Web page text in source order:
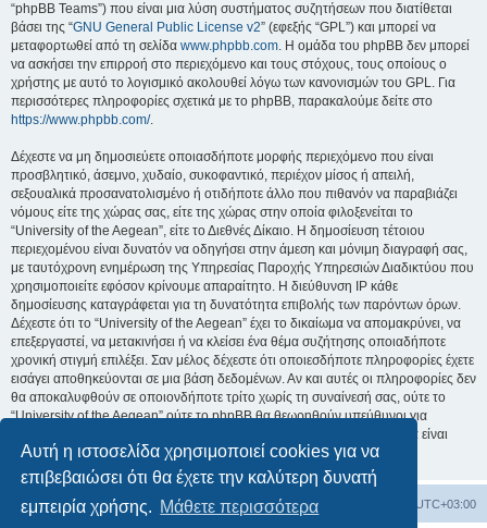
Αυτή η ιστοσελίδα χρησιμοποιεί cookies για να
επιβεβαιώσει ότι θα έχετε την καλύτερη δυνατή
εμπειρία χρήσης. Μάθετε περισσότερα
“phpBB Teams”) που είναι μια λύση συστήματος συζητήσεων που διατίθεται
βάσει της “GNU General Public License v2” (εφεξής “GPL”) και μπορεί να
μεταφορτωθεί από τη σελίδα www.phpbb.com. Η ομάδα του phpBB δεν μπορεί
να ασκήσει την επιρροή στο περιεχόμενο και τους στόχους, τους οποίους ο
χρήστης με αυτό το λογισμικό ακολουθεί λόγω των κανονισμών του GPL. Για
περισσότερες πληροφορίες σχετικά με το phpBB, παρακαλούμε δείτε στο
https://www.phpbb.com/.
Δέχεστε να μη δημοσιεύετε οποιασδήποτε μορφής περιεχόμενο που είναι
προσβλητικό, άσεμνο, χυδαίο, συκοφαντικό, περιέχον μίσος ή απειλή,
σεξουαλικά προσανατολισμένο ή οτιδήποτε άλλο που πιθανόν να παραβιάζει
νόμους είτε της χώρας σας, είτε της χώρας στην οποία φιλοξενείται το
“University of the Aegean”, είτε το Διεθνές Δίκαιο. Η δημοσίευση τέτοιου
περιεχομένου είναι δυνατόν να οδηγήσει στην άμεση και μόνιμη διαγραφή σας,
με ταυτόχρονη ενημέρωση της Υπηρεσίας Παροχής Υπηρεσιών Διαδικτύου που
χρησιμοποιείτε εφόσον κρίνουμε απαραίτητο. Η διεύθυνση IP κάθε
δημοσίευσης καταγράφεται για τη δυνατότητα επιβολής των παρόντων όρων.
Δέχεστε ότι το “University of the Aegean” έχει το δικαίωμα να απομακρύνει, να
επεξεργαστεί, να μετακινήσει ή να κλείσει ένα θέμα συζήτησης οποιαδήποτε
χρονική στιγμή επιλέξει. Σαν μέλος δέχεστε ότι οποιεσδήποτε πληροφορίες έχετε
εισάγει αποθηκεύονται σε μια βάση δεδομένων. Αν και αυτές οι πληροφορίες δεν
θα αποκαλυφθούν σε οποιονδήποτε τρίτο χωρίς τη συναίνεσή σας, ούτε το
“University of the Aegean” ούτε το phpBB θα θεωρηθούν υπεύθυνοι για
οποιαδήποτε απόπειρα ηλεκτρονικής εισβολής ή παραβίασης η οποία είναι
δυνατόν να οδηγήσει σε απώλεια αυτών των δεδομένων.
Board Όλοι οι χρόνοι είναι UTC+03:00
Διαγραφή cookies